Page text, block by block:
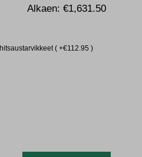
Alkaen:€1,631.50
hitsaustarvikkeet ( +€112.95 )